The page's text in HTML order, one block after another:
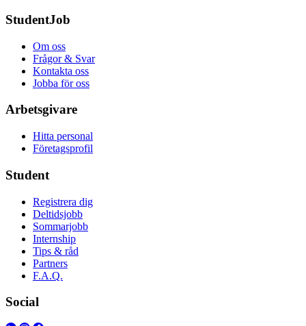
StudentJob
Om oss
Frågor & Svar
Kontakta oss
Jobba för oss
Arbetsgivare
Hitta personal
Företagsprofil
Student
Registrera dig
Deltidsjobb
Sommarjobb
Internship
Tips & råd
Partners
F.A.Q.
Social